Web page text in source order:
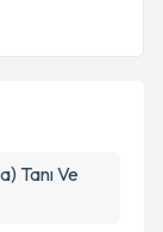
belirtilen
Tanı Ve